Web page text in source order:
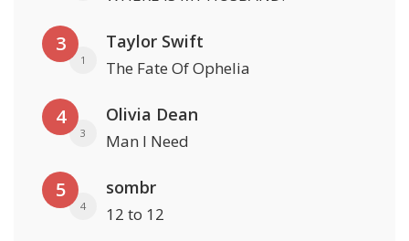
3
1
Taylor Swift
The Fate Of Ophelia
4
3
Olivia Dean
Man I Need
5
4
sombr
12 to 12